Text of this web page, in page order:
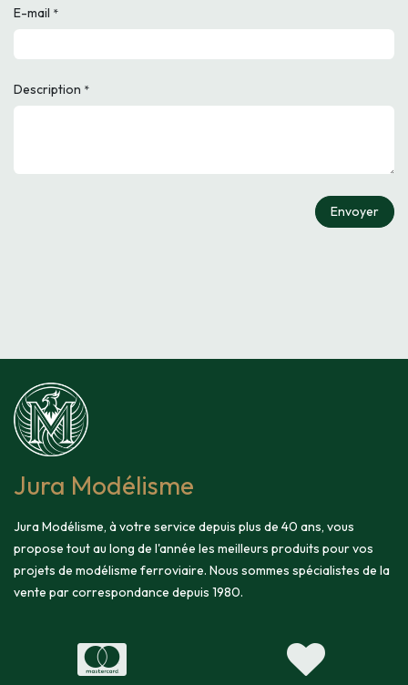
E-mail *
Description *
Envoyer
Jura Modélisme
Jura Modélisme, à votre service depuis plus de 40 ans, vous
propose tout au long de l'année les meilleurs produits pour vos
projets de modélisme ferroviaire. Nous sommes spécialistes de la
vente par correspondance depuis 1980.